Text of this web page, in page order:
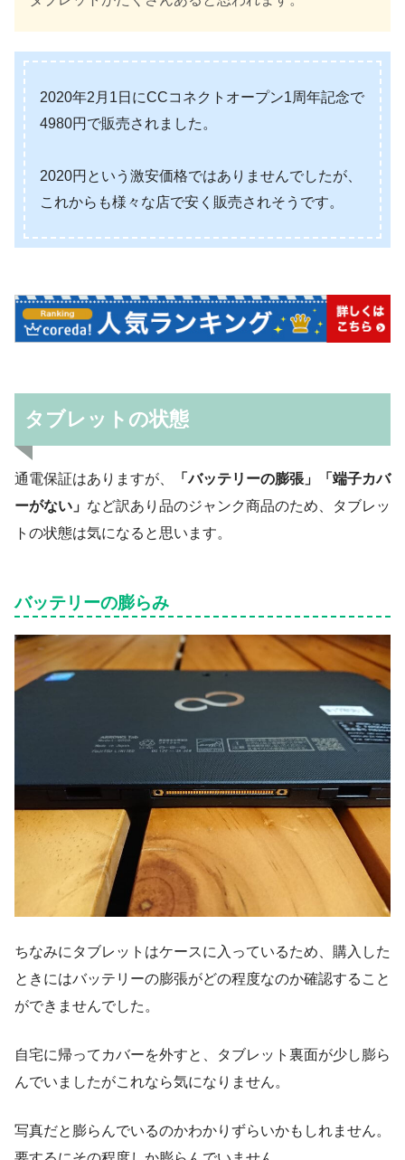
2020年2月1日にCCコネクトオープン1周年記念で
4980円で販売されました。
2020円という激安価格ではありませんでしたが、
これからも様々な店で安く販売されそうです。
タブレットの状態
通電保証はありますが、
「バッテリーの膨張」「端子カバ
ーがない」 など訳あり品のジャンク商品のため、タブレッ
トの状態は気になると思います。
バッテリーの膨らみ
ちなみにタブレットはケースに入っているため、購入した
ときにはバッテリーの膨張がどの程度なのか確認すること
ができませんでした。
自宅に帰ってカバーを外すと、タブレット裏面が少し膨ら
んでいましたがこれなら気になりません。
写真だと膨らんでいるのかわかりずらいかもしれません。